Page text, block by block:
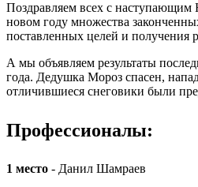
Поздравляем всех с
новом году множества
поставленных целей и получения
А мы объявляем результаты
года. Дедушка Мороз спасен,
отличившиеся снеговики были
Профессионалы:
1 место - Данил Шамраев